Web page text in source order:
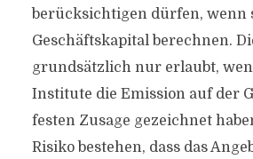
berücksichtigen dürfen, wenn
Geschäftskapital berechnen.
grundsätzlich nur erlaubt,
Institute die Emission auf der
festen Zusage gezeichnet
Risiko bestehen, dass das